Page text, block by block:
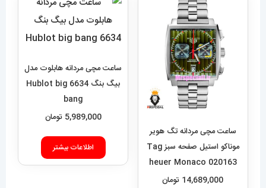
ساعت مچی مردانه تگ هویر
موناکو استیل صفحه سبز Tag
heuer Monaco 020163
14,689,000 تومان
ساعت مچی مردانه هابلوت مدل
بیگ بنگ 6634 Hublot big
bang
5,989,000 تومان
اطلاعات بیشتر